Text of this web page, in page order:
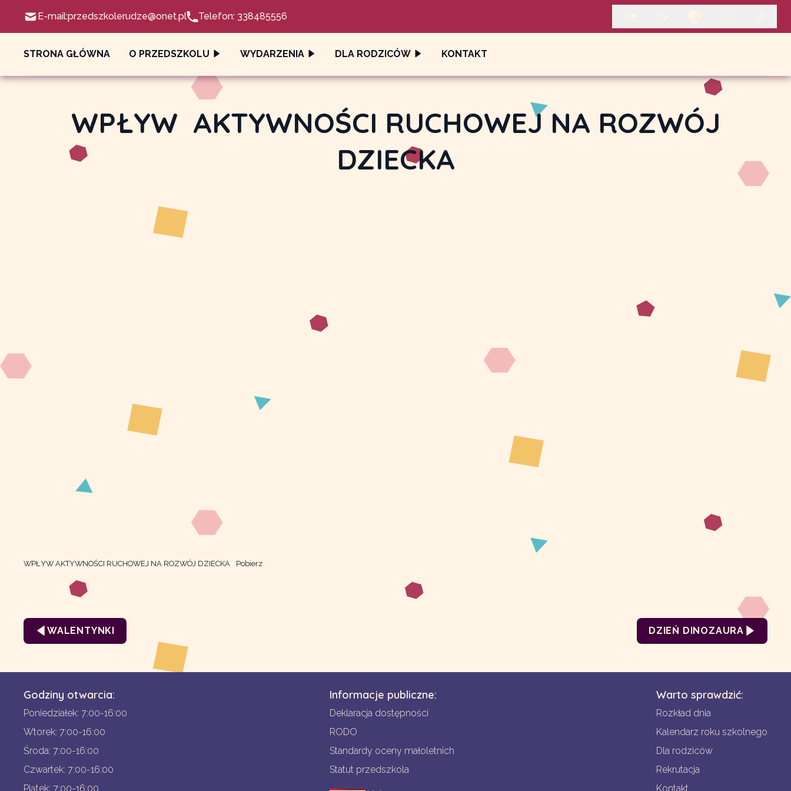
E-mail:przedszkolerudze@onet.pl Telefon: 338485556
STRONA GŁÓWNA O PRZEDSZKOLU WYDARZENIA DLA RODZICÓW KONTAKT
WPŁYW AKTYWNOŚCI RUCHOWEJ NA ROZWÓJ
DZIECKA
WPŁYW AKTYWNOŚCI RUCHOWEJ NA ROZWÓJ DZIECKA Pobierz
WALENTYNKI DZIEŃ DINOZAURA
Godziny otwarcia:
Poniedziałek: 7:00-16:00
Wtorek: 7:00-16:00
Środa: 7:00-16:00
Czwartek: 7:00-16:00
Piątek: 7:00-16:00
Informacje publiczne:
Deklaracja dostępności
RODO
Standardy oceny małoletnich
Statut przedszkola
Warto sprawdzić:
Rozkład dnia
Kalendarz roku szkolnego
Dla rodziców
Rekrutacja
Kontakt